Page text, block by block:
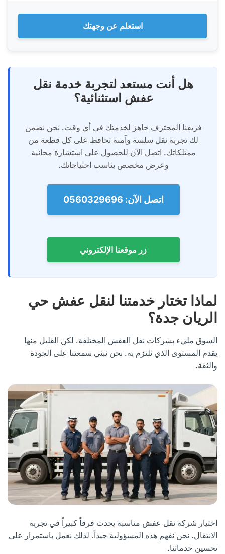
استعلم عن وجهتك
هل أنت مستعد لتجربة خدمة نقل
عفش استثنائية؟
فريقنا المحترف جاهز لخدمتك في أي وقت. نحن نضمن
لك تجربة نقل سلسة وآمنة تحافظ على كل قطعة من
ممتلكاتك. اتصل الآن للحصول على استشارة مجانية
وعرض مخصص يناسب احتياجاتك.
اتصل الآن: 0560329696
زر موقعنا الإلكتروني
لماذا تختار خدمتنا لنقل عفش حي
الريان جدة؟
السوق مليء بشركات نقل العفش المختلفة. لكن القليل منها
يقدم المستوى الذي نلتزم به. نحن نبني سمعتنا على الجودة
والثقة.
اختيار شركة نقل عفش مناسبة يحدث فرقاً كبيراً في تجربة
الانتقال. نحن نفهم هذه المسؤولية جيداً. لذلك نعمل باستمرار على
تحسين خدماتنا.